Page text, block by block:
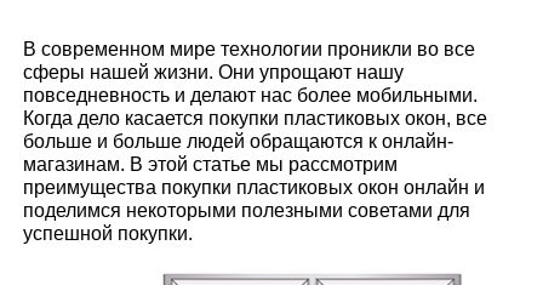
В современном мире технологии проникли во все
сферы нашей жизни. Они упрощают нашу
повседневность и делают нас более мобильными.
Когда дело касается покупки пластиковых окон, все
больше и больше людей обращаются к онлайн-
магазинам. В этой статье мы рассмотрим
преимущества покупки пластиковых окон онлайн и
поделимся некоторыми полезными советами для
успешной покупки.